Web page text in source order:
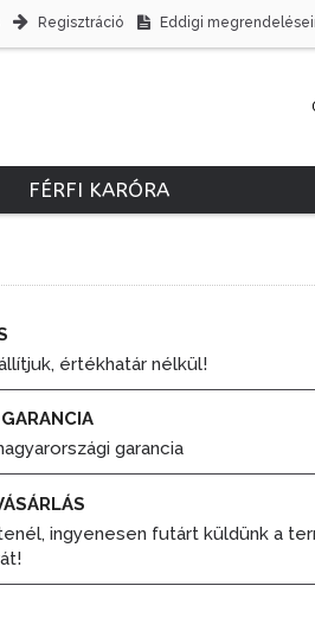
Regisztráció Eddigi
FÉRFI KARÓRA
értékhatár nélkül!
garancia
ingyenesen futárt küldünk a